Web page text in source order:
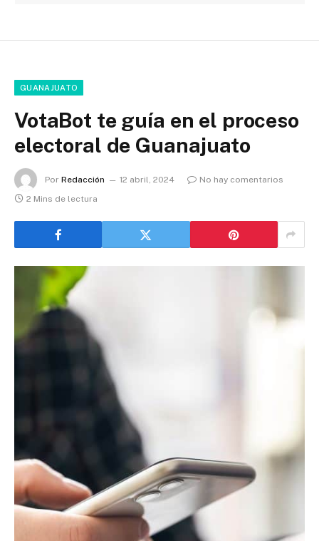
GUANAJUATO
VotaBot te guía en el proceso
electoral de Guanajuato
Por Redacción 12 abril, 2024
No hay comentarios
2 Mins de lectura